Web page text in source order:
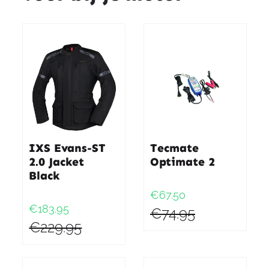
IXS Evans-ST
2.0 Jacket
Black
€183.95
€229.95
Tecmate
Optimate 2
€67.50
€74.95